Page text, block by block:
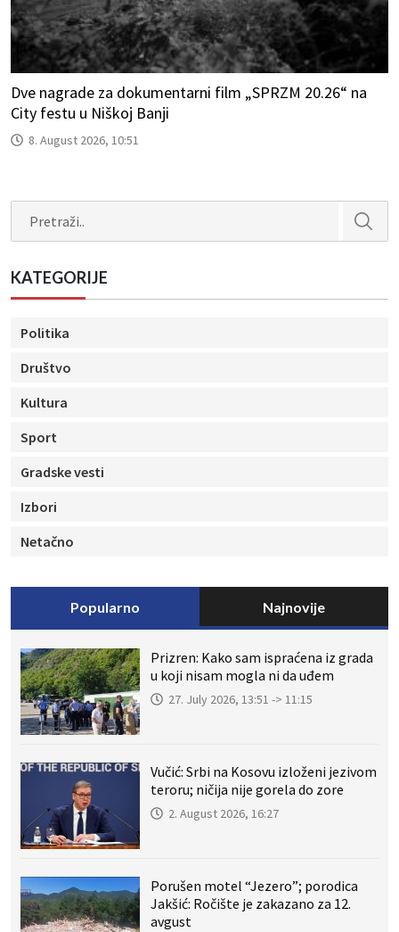
Dve nagrade za dokumentarni film „SPRZM 20.26“ na
City festu u Niškoj Banji
8. August 2026, 10:51
KATEGORIJE
Politika
Društvo
Kultura
Sport
Gradske vesti
Izbori
Netačno
Popularno Najnovije
Prizren: Kako sam ispraćena iz grada
u koji nisam mogla ni da uđem
27. July 2026, 13:51 -> 11:15
Vučić: Srbi na Kosovu izloženi jezivom
teroru; ničija nije gorela do zore
2. August 2026, 16:27
Porušen motel “Jezero”; porodica
Jakšić: Ročište je zakazano za 12.
avgust